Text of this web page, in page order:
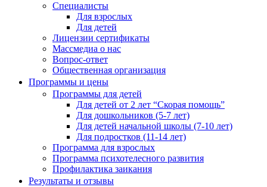
Специалисты
Для взрослых
Для детей
Лицензии сертификаты
Массмедиа о нас
Вопрос-ответ
Общественная организация
Программы и цены
Программы для детей
Для детей от 2 лет “Скорая помощь”
Для дошкольников (5-7 лет)
Для детей начальной школы (7-10 лет)
Для подростков (11-14 лет)
Программа для взрослых
Программа психотелесного развития
Профилактика заикания
Результаты и отзывы